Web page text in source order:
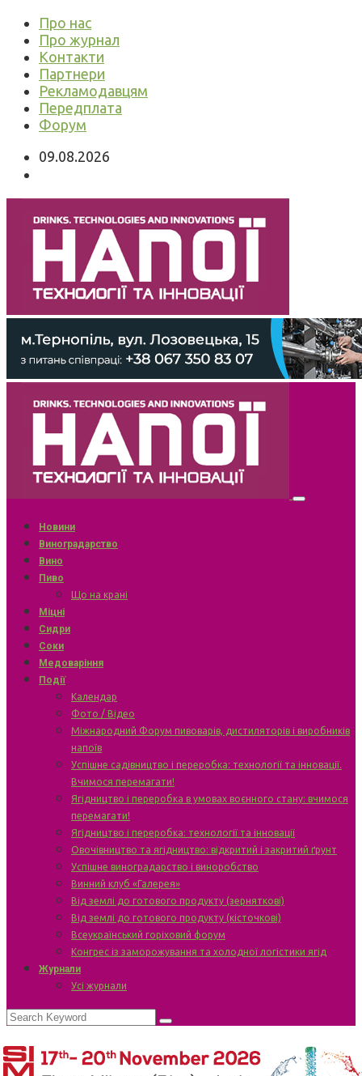
Про нас
Про журнал
Контакти
Партнери
Рекламодавцям
Передплата
Форум
09.08.2026
Новини
Виноградарство
Вино
Пиво
Що на крані
Міцні
Сидри
Соки
Медоваріння
Події
Календар
Фото / Відео
Міжнародний Форум пивоварів, дистиляторів і виробників
напоїв
Успішне садівництво і переробка: технології та інновації.
Вчимося перемагати!
Ягідництво і переробка в умовах воєнного стану: вчимося
перемагати!
Ягідництво і переробка: технології та інновації
Овочівництво та ягідництво: відкритий і закритий ґрунт
Успішне виноградарство і виноробство
Винний клуб «Галерея»
Від землі до готового продукту (зерняткові)
Від землі до готового продукту (кісточкові)
Всеукраїнський горіховий форум
Конгрес із заморожування та холодної логістики ягід
Журнали
Усі журнали